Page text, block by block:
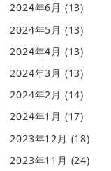
2024年6月 (13)
2024年5月 (13)
2024年4月 (13)
2024年3月 (13)
2024年2月 (14)
2024年1月 (17)
2023年12月 (18)
2023年11月 (24)